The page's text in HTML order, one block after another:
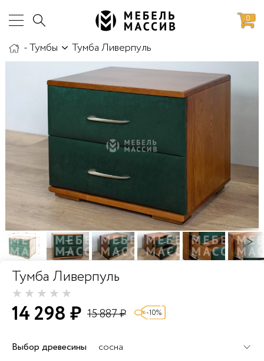
Доставка и сборка
0
-Тумбы Тумба Ливерпуль
>
Тумба Ливерпуль
14 298 ₽ 15 887 ₽ -10%
Выбор древесины сосна